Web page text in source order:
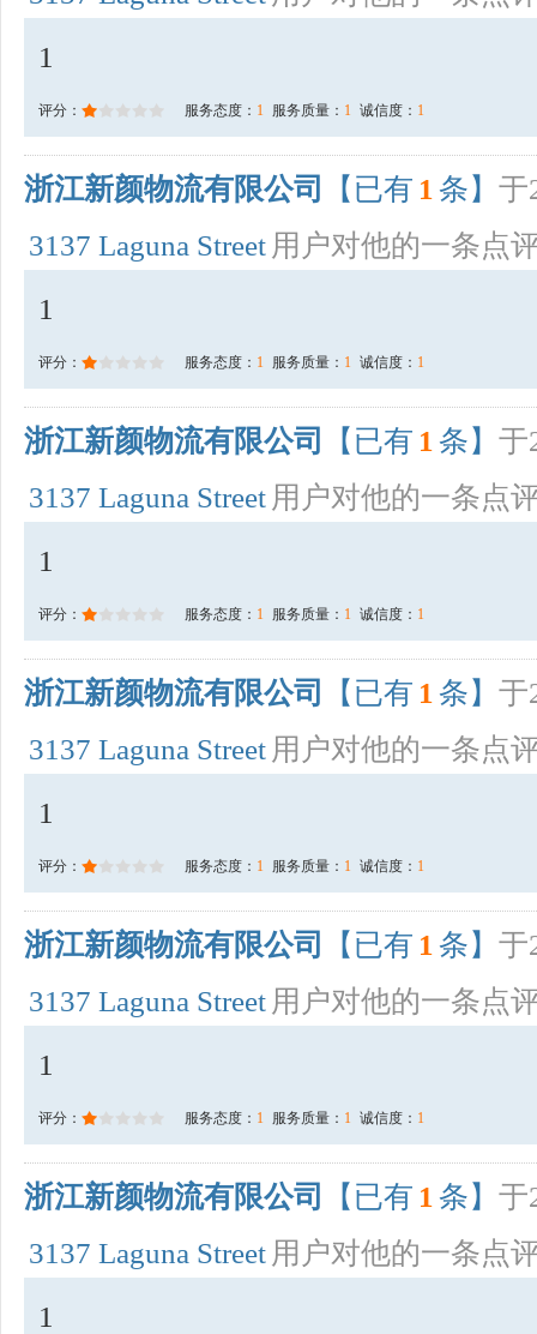
1
评分： 服务态度： 1 服务质量： 1 诚信度： 1
浙江新颜物流有限公司 【已有 1 条】 于
3137 Laguna Street 用户对他的一条点
1
评分： 服务态度： 1 服务质量： 1 诚信度： 1
浙江新颜物流有限公司 【已有 1 条】 于
3137 Laguna Street 用户对他的一条点
1
评分： 服务态度： 1 服务质量： 1 诚信度： 1
浙江新颜物流有限公司 【已有 1 条】 于
3137 Laguna Street 用户对他的一条点
1
评分： 服务态度： 1 服务质量： 1 诚信度： 1
浙江新颜物流有限公司 【已有 1 条】 于
3137 Laguna Street 用户对他的一条点
1
评分： 服务态度： 1 服务质量： 1 诚信度： 1
浙江新颜物流有限公司 【已有 1 条】 于
3137 Laguna Street 用户对他的一条点
1